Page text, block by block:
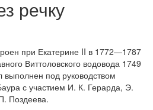
речку
при Екатерине II в 1772—1787
Виттоловского водовода 1749
выполнен под руководством
с участием И. К. Герарда, Э.
Поздеева.